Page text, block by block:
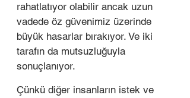
rahatlatıyor olabilir ancak uzun
vadede öz güvenimiz üzerinde
büyük hasarlar bırakıyor. Ve iki
tarafın da mutsuzluğuyla
sonuçlanıyor.
Çünkü diğer insanların istek ve